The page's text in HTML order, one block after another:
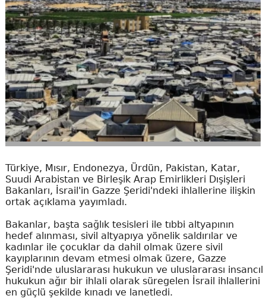
Türkiye, Mısır, Endonezya, Ürdün, Pakistan, Katar,
Suudi Arabistan ve Birleşik Arap Emirlikleri Dışişleri
Bakanları, İsrail'in Gazze Şeridi'ndeki ihlallerine ilişkin
ortak açıklama yayımladı.
Bakanlar, başta sağlık tesisleri ile tıbbi altyapının
hedef alınması, sivil altyapıya yönelik saldırılar ve
kadınlar ile çocuklar da dahil olmak üzere sivil
kayıplarının devam etmesi olmak üzere, Gazze
Şeridi'nde uluslararası hukukun ve uluslararası insancıl
hukukun ağır bir ihlali olarak süregelen İsrail ihlallerini
en güçlü şekilde kınadı ve lanetledi.